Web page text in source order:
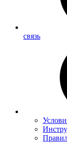
связь